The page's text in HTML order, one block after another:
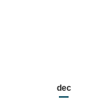
dec